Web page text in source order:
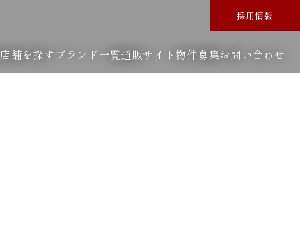
採用情報
店舗を探す ブランド一覧通販サイト 物件募集お問い合わせ